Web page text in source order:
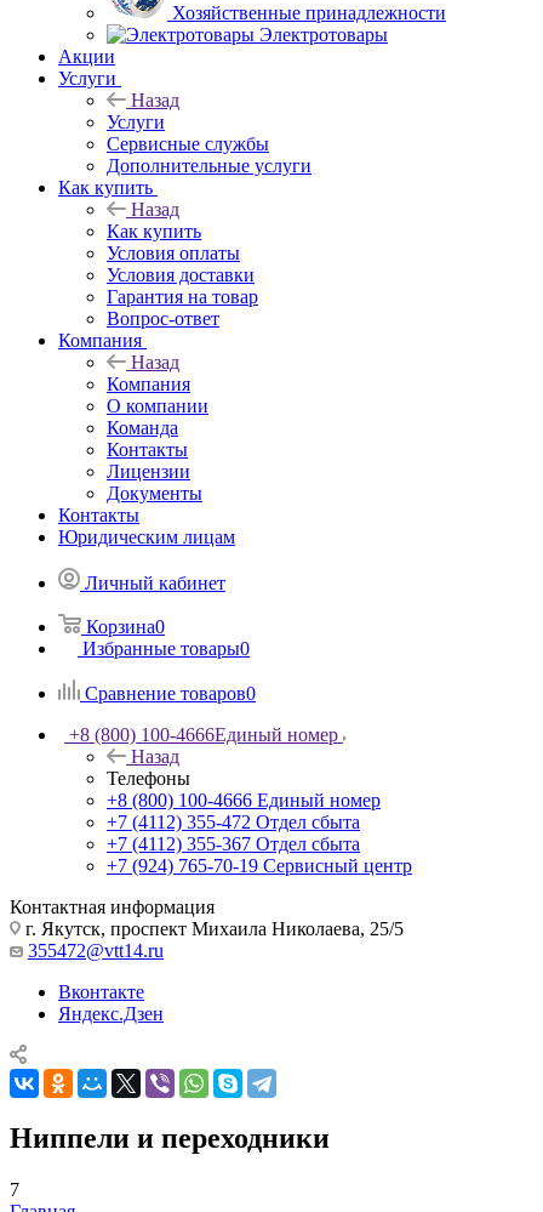
Хозяйственные принадлежности
Электротовары
Акции
Услуги
Назад
Услуги
Сервисные службы
Дополнительные услуги
Как купить
Назад
Как купить
Условия оплаты
Условия доставки
Гарантия на товар
Вопрос-ответ
Компания
Назад
Компания
О компании
Команда
Контакты
Лицензии
Документы
Контакты
Юридическим лицам
Личный кабинет
Корзина0
Избранные товары0
Сравнение товаров0
+8 (800) 100-4666Единый номер
Назад
Телефоны
+8 (800) 100-4666 Единый номер
+7 (4112) 355-472 Отдел сбыта
+7 (4112) 355-367 Отдел сбыта
+7 (924) 765-70-19 Сервисный центр
Контактная информация
г. Якутск, проспект Михаила Николаева, 25/5
355472@vtt14.ru
Вконтакте
Яндекс.Дзен
Ниппели и переходники
7